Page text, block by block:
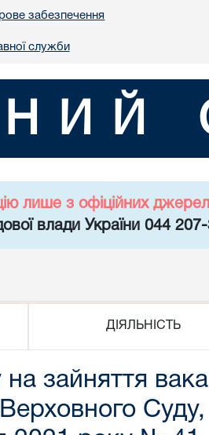
забезпечення
служби
лише з офіційних джерел
влади України 044
ДІЯЛЬНІСТЬ
зайняття
Верховного